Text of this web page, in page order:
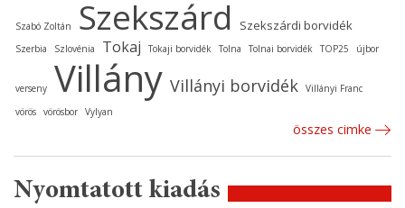
Szabó Zoltán Szekszárd Szekszárdi borvidék
Szerbia Szlovénia Tokaj Tokaji borvidék Tolna Tolnai borvidék TOP25 újbor
verseny Villány Villányi borvidék Villányi Franc
vörös vörösbor Vylyan
összes cimke
Nyomtatott kiadás